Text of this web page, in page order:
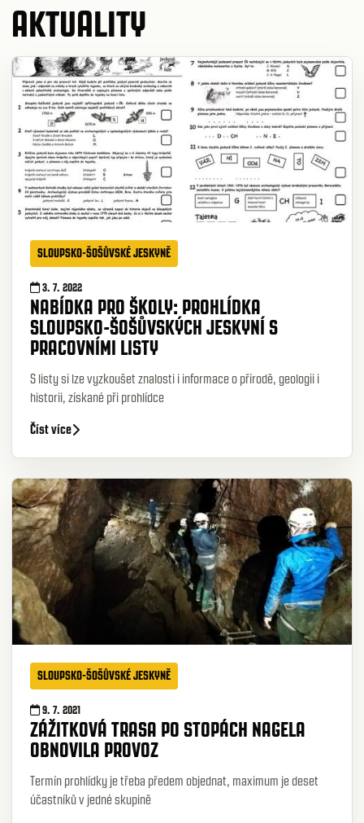
AKTUALITY
SLOUPSKO-ŠOŠŮVSKÉ JESKYNĚ
3. 7. 2022
NABÍDKA PRO ŠKOLY: PROHLÍDKA
SLOUPSKO-ŠOŠŮVSKÝCH JESKYNÍ S
PRACOVNÍMI LISTY
S listy si lze vyzkoušet znalosti i informace o přírodě, geologii i
historii, získané při prohlídce
Číst více
SLOUPSKO-ŠOŠŮVSKÉ JESKYNĚ
9. 7. 2021
ZÁŽITKOVÁ TRASA PO STOPÁCH NAGELA
OBNOVILA PROVOZ
Termín prohlídky je třeba předem objednat, maximum je deset
účastníků v jedné skupině